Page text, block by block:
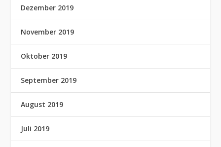
Dezember 2019
November 2019
Oktober 2019
September 2019
August 2019
Juli 2019